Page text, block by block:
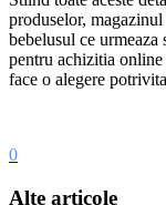
produselor,
bebelusul ce
pentru achizitia online
face o alegere
0
Alte articole